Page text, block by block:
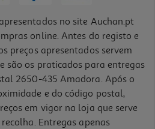
no site Auchan.pt
online. Antes do registo e
preços apresentados servem
são os praticados para entregas
2650-435 Amadora. Após o
e do código postal,
em vigor na loja que serve
Entregas apenas